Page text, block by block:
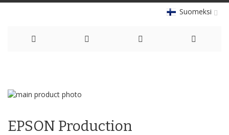
Suomeksi
Content
Skip
end
the
EPSON Production